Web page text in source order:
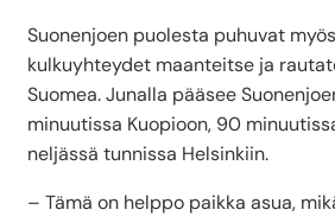
Suonenjoen puolesta puhuvat
kulkuyhteydet maanteitse ja
Suomea. Junalla pääsee
minuutissa Kuopioon, 90
neljässä tunnissa Helsinkiin.
– Tämä on helppo paikka asua,